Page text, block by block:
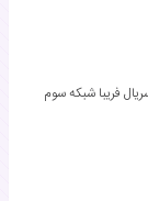
فریبا شبکه سوم